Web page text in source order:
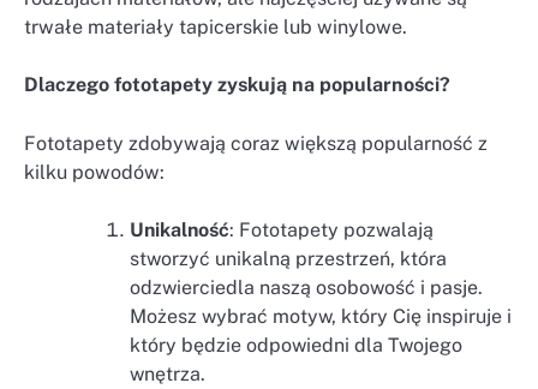
trwałe materiały tapicerskie lub winylowe.
Dlaczego fototapety zyskują na popularności?
Fototapety zdobywają coraz większą popularność z
kilku powodów:
Unikalność: Fototapety pozwalają
stworzyć unikalną przestrzeń, która
odzwierciedla naszą osobowość i pasje.
Możesz wybrać motyw, który Cię inspiruje i
który będzie odpowiedni dla Twojego
wnętrza.